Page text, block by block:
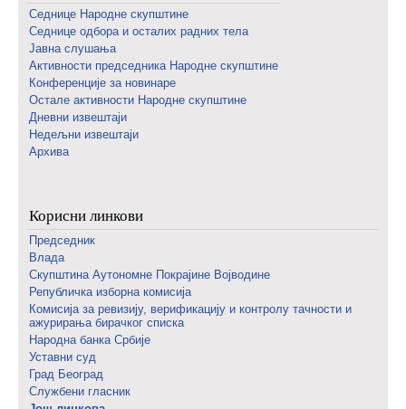
Седнице Народне скупштине
Седнице одбора и осталих радних тела
Јавна слушања
Активности председника Народне скупштине
Конференције за новинаре
Oстале активности Народне скупштине
Дневни извештаји
Недељни извештаји
Архива
Корисни линкови
Председник
Влада
Скупштина Аутономне Покрајине Војводине
Републичка изборна комисија
Комисија за ревизију, верификацију и контролу тачности и
ажурирања бирачког списка
Народна банка Србије
Уставни суд
Град Београд
Службени гласник